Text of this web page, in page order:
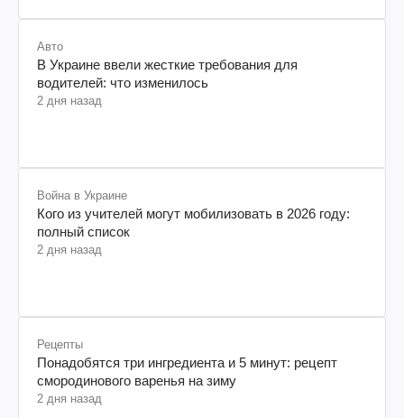
Авто
В Украине ввели жесткие требования для
водителей: что изменилось
2 дня назад
Война в Украине
Кого из учителей могут мобилизовать в 2026 году:
полный список
2 дня назад
Рецепты
Понадобятся три ингредиента и 5 минут: рецепт
смородинового варенья на зиму
2 дня назад